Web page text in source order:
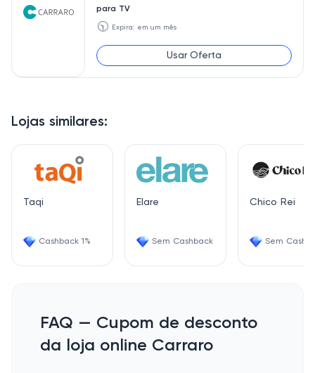
Lojas similares:
Taqi
Cashback 1%
Elare
Sem Cashback
Chico Rei
Sem
para TV
🕥 Expira: em um mês
Usar Oferta
FAQ — Cupom de desconto
da loja online Carraro